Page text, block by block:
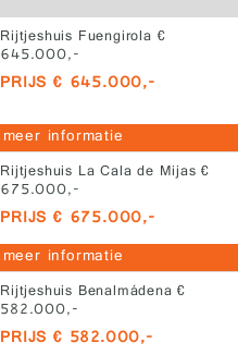
Rijtjeshuis Fuengirola €
645.000,-
PRIJS € 645.000,-
meer informatie
Rijtjeshuis La Cala de Mijas €
675.000,-
PRIJS € 675.000,-
meer informatie
Rijtjeshuis Benalmádena €
582.000,-
PRIJS € 582.000,-